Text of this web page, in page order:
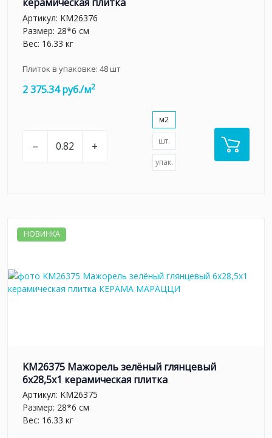
Артикул: KM26376
Размер: 28*6 см
Вес: 16.33 кг
Плиток в упаковке: 48шт
2 375.34 руб./м2
– +
м2
шт.
упак.
НОВИНКА
KM26375 Мажорель зелёный глянцевый
6x28,5x1 керамическая плитка
Артикул: KM26375
Размер: 28*6 см
Вес: 16.33 кг